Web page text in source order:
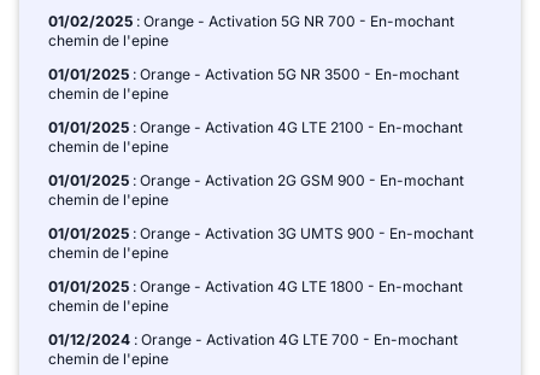
01/02/2025 : Orange - Activation 5G NR 700 - En-mochant
chemin de l'epine
01/01/2025 : Orange - Activation 5G NR 3500 - En-mochant
chemin de l'epine
01/01/2025 : Orange - Activation 4G LTE 2100 - En-mochant
chemin de l'epine
01/01/2025 : Orange - Activation 2G GSM 900 - En-mochant
chemin de l'epine
01/01/2025 : Orange - Activation 3G UMTS 900 - En-mochant
chemin de l'epine
01/01/2025 : Orange - Activation 4G LTE 1800 - En-mochant
chemin de l'epine
01/12/2024 : Orange - Activation 4G LTE 700 - En-mochant
chemin de l'epine